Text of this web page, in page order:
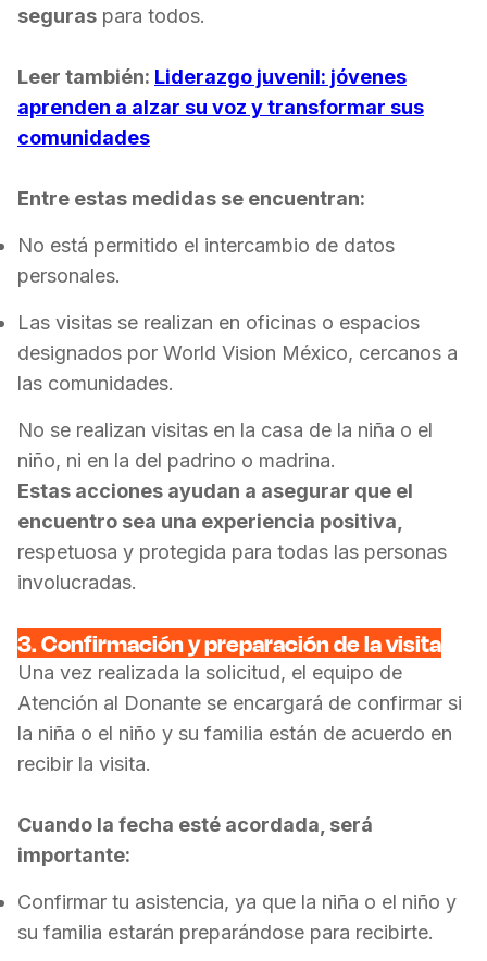
seguras para todos.
Leer también: Liderazgo juvenil: jóvenes
aprenden a alzar su voz y transformar sus
comunidades
Entre estas medidas se encuentran:
No está permitido el intercambio de datos
personales.
Las visitas se realizan en oficinas o espacios
designados por World Vision México, cercanos a
las comunidades.
No se realizan visitas en la casa de la niña o el
niño, ni en la del padrino o madrina.
Estas acciones ayudan a asegurar que el
encuentro sea una experiencia positiva,
respetuosa y protegida para todas las personas
involucradas.
3. Confirmación y preparación de la visita
Una vez realizada la solicitud, el equipo de
Atención al Donante se encargará de confirmar si
la niña o el niño y su familia están de acuerdo en
recibir la visita.
Cuando la fecha esté acordada, será
importante:
Confirmar tu asistencia, ya que la niña o el niño y
su familia estarán preparándose para recibirte.